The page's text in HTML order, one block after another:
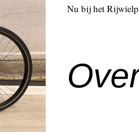
Nu bij het